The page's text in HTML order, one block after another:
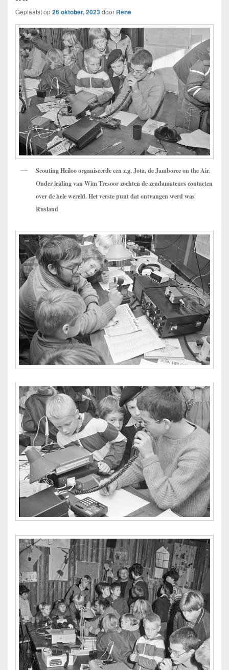
Geplaatst op26 oktober, 2023door Rene
Scouting Heiloo organiseerde een z.g. Jota, de Jamboree on the Air.
Onder leiding van Wim Tresoor zochten de zendamateurs contacten
over de hele wereld. Het verste punt dat ontvangen werd was
Rusland